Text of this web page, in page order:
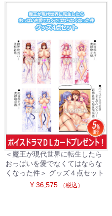
＜魔王が現代世界に転生したら
おっぱいを愛でなくてはならな
くなった件＞ グッズ４点セット
¥ 36,575
（税込）